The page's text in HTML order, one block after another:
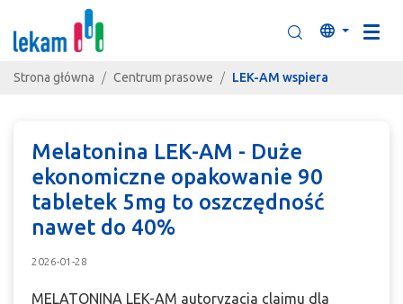
Przejdź do zawartości
Szukaj
Język
Strona główna Centrum prasowe LEK-AM wspiera
LEK-AM wspiera
Melatonina LEK-AM - Duże
ekonomiczne opakowanie 90
tabletek 5mg to oszczędność
nawet do 40%
2026-01-28
MELATONINA LEK-AM autoryzacja claimu dla